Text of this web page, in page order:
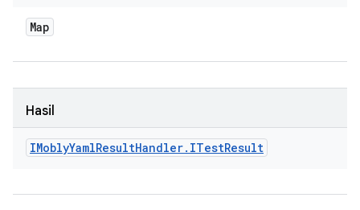
Map
Hasil
IMoblyYamlResultHandler. ITestResult